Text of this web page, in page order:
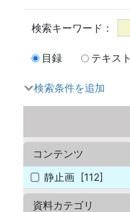
目録 テキスト
検索条件を追加
コンテンツ
静止画 [112]
資料カテゴリ